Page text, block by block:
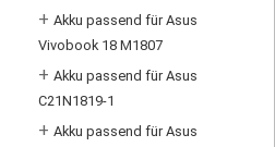
+ Akku passend für Asus
Vivobook 18 M1807
+ Akku passend für Asus
C21N1819-1
+ Akku passend für Asus